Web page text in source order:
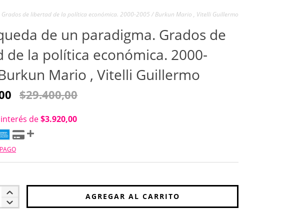
de libertad de la política económica. 2000-2005 / Burkun Mario , Vitelli Guillermo
de un paradigma. Grados de
de la política económica. 2000-
Mario , Vitelli Guillermo
$29.400,00
de$3.920,00